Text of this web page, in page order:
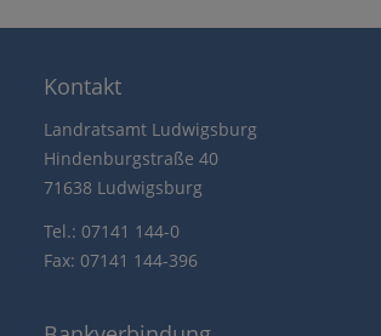
Kontakt
Landratsamt Ludwigsburg
Hindenburgstraße 40
71638 Ludwigsburg
Tel.: 07141 144-0
Fax: 07141 144-396